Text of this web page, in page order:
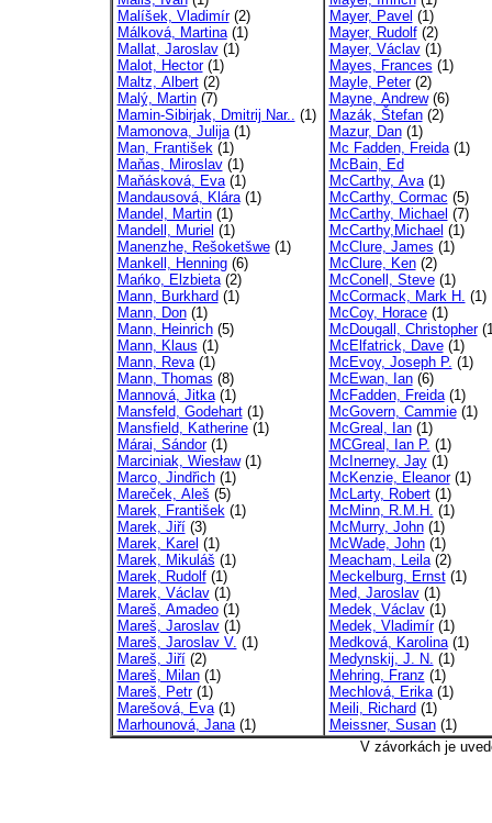
Malíšek, Vladimír(2)
Málková, Martina(1)
Mallat, Jaroslav(1)
Malot, Hector(1)
Maltz, Albert(2)
Malý, Martin(7)
Mamin-Sibirjak, Dmitrij Nar.. (1)
Mamonova, Julija(1)
Man, František(1)
Maňas, Miroslav(1)
Maňásková, Eva(1)
Mandausová, Klára(1)
Mandel, Martin(1)
Mandell, Muriel (1)
Manenzhe, Rešoketšwe(1)
Mankell, Henning(6)
Mańko, Elzbieta(2)
Mann, Burkhard (1)
Mann, Don(1)
Mann, Heinrich(5)
Mann, Klaus (1)
Mann, Reva(1)
Mann, Thomas (8)
Mannová, Jitka(1)
Mansfeld, Godehart(1)
Mansfield, Katherine(1)
Márai, Sándor(1)
Marciniak, Wiesław(1)
Marco, Jindřich(1)
Mareček, Aleš (5)
Marek, František(1)
Marek, Jiří(3)
Marek, Karel (1)
Marek, Mikuláš (1)
Marek, Rudolf(1)
Marek, Václav(1)
Mareš, Amadeo(1)
Mareš, Jaroslav(1)
Mareš, Jaroslav V. (1)
Mareš, Jiří(2)
Mareš, Milan(1)
Mareš, Petr(1)
Marešová, Eva(1)
Marhounová, Jana(1)
Mayer, Pavel (1)
Mayer, Rudolf(2)
Mayer, Václav(1)
Mayes, Frances (1)
Mayle, Peter(2)
Mayne, Andrew(6)
Mazák, Štefan(2)
Mazur, Dan(1)
Mc Fadden, Freida(1)
McBain, Ed
McCarthy, Ava(1)
McCarthy, Cormac (5)
McCarthy, Michael (7)
McCarthy,Michael (1)
McClure, James (1)
McClure, Ken(2)
McConell, Steve(1)
McCormack, Mark H. (1)
McCoy, Horace(1)
McDougall, Christopher
McElfatrick, Dave(1)
McEvoy, Joseph P. (1)
McEwan, Ian(6)
McFadden, Freida(1)
McGovern, Cammie(1)
McGreal, Ian(1)
MCGreal, Ian P. (1)
McInerney, Jay(1)
McKenzie, Eleanor(1)
McLarty, Robert(1)
McMinn, R.M.H. (1)
McMurry, John(1)
McWade, John(1)
Meacham, Leila(2)
Meckelburg, Ernst(1)
Med, Jaroslav(1)
Medek, Václav(1)
Medek, Vladimír(1)
Medková, Karolina(1)
Medynskij, J. N. (1)
Mehring, Franz (1)
Mechlová, Erika(1)
Meili, Richard (1)
Meissner, Susan(1)
V závorkách je